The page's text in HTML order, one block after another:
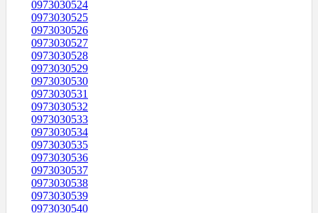
0973030524
0973030525
0973030526
0973030527
0973030528
0973030529
0973030530
0973030531
0973030532
0973030533
0973030534
0973030535
0973030536
0973030537
0973030538
0973030539
0973030540